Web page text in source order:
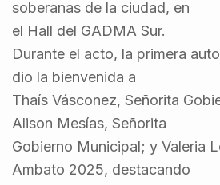
soberanas de la ciudad, en
el Hall del GADMA Sur.
Durante el acto, la primera
dio la bienvenida a
Thaís Vásconez, Señorita
Alison Mesías, Señorita
Gobierno Municipal; y Valeria
Ambato 2025, destacando